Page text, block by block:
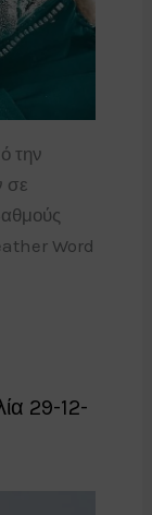
την
σε
Word
29-12-